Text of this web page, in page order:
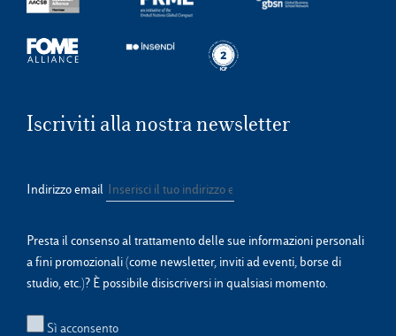
Iscriviti alla nostra newsletter
Indirizzo email
Presta il consenso al trattamento delle sue informazioni personali
a fini promozionali (come newsletter, inviti ad eventi, borse di
studio, etc.)? È possibile disiscriversi in qualsiasi momento.
Sì acconsento